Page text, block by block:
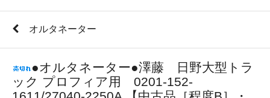
オルタネーター
●オルタネーター●澤藤 日野大型トラ
ック プロフィア用 0201-152-